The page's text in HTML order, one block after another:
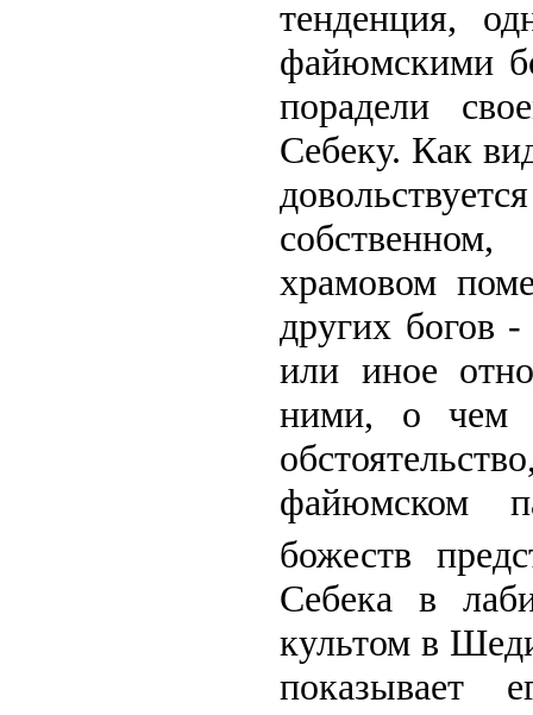
тенденция,
файюмскими
порадели
Себеку. Как
храмовом
других богов -
или иное
ними, о чем
файюмском
божеств
Себека в
культом в
показывает